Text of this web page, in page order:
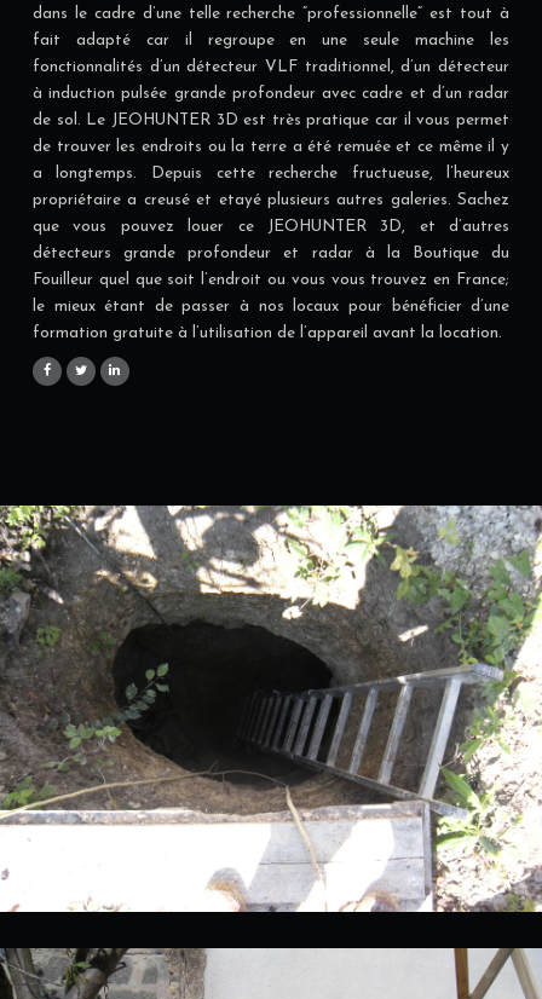
dans le cadre d’une telle recherche ”professionnelle” est tout à
fait adapté car il regroupe en une seule machine les
fonctionnalités d’un détecteur VLF traditionnel, d’un détecteur
à induction pulsée grande profondeur avec cadre et d’un radar
de sol. Le JEOHUNTER 3D est très pratique car il vous permet
de trouver les endroits ou la terre a été remuée et ce même il y
a longtemps. Depuis cette recherche fructueuse, l’heureux
propriétaire a creusé et etayé plusieurs autres galeries. Sachez
que vous pouvez louer ce JEOHUNTER 3D, et d’autres
détecteurs grande profondeur et radar à la Boutique du
Fouilleur quel que soit l’endroit ou vous vous trouvez en France;
le mieux étant de passer à nos locaux pour bénéficier d’une
formation gratuite à l’utilisation de l’appareil avant la location.